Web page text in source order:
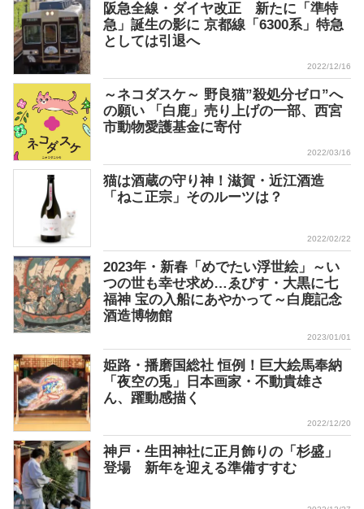
阪急全線・ダイヤ改正 新たに「準特
急」誕生の影に 京都線「6300系」特急
としては引退へ
2022/12/16
～ネコダスケ～ 野良猫”殺処分ゼロ”へ
の願い 「白鹿」売り上げの一部、西宮
市動物愛護基金に寄付
2022/03/16
猫は酒蔵の守り神！滋賀・近江酒造
「ねこ正宗」そのルーツは？
2022/02/22
2023年・新春「めでたい浮世絵」～い
つの世も幸せ求め…ゑびす・大黒に七
福神 宝の入船にあやかって～白鹿記念
酒造博物館
2023/01/01
姫路・播磨国総社 恒例！巨大絵馬奉納
「夜空の兎」日本画家・不動貴雄さ
ん、躍動感描く
2022/12/20
神戸・生田神社に正月飾りの「杉盛」
登場 新年を迎える準備すすむ